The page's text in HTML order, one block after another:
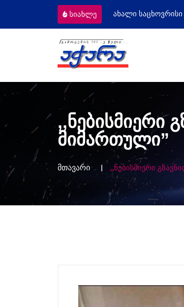
სიახლე
- 7 ეკომიგრანტს
,,ნებისმიერი
მიმართული”
მთავარი ,,ნებისმიერი